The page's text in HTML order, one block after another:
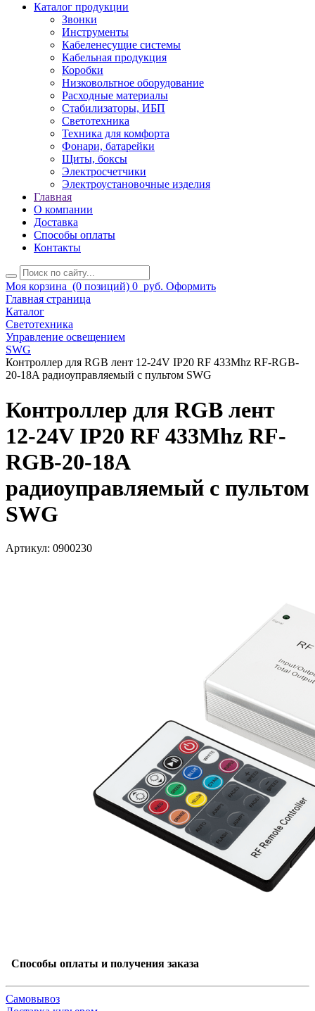
Каталог продукции
Звонки
Инструменты
Кабеленесущие системы
Кабельная продукция
Коробки
Низковольтное оборудование
Расходные материалы
Стабилизаторы, ИБП
Светотехника
Техника для комфорта
Фонари, батарейки
Щиты, боксы
Электросчетчики
Электроустановочные изделия
Главная
О компании
Доставка
Способы оплаты
Контакты
Моя корзина (0 позиций) 0 руб. Оформить
Главная страница
Каталог
Светотехника
Управление освещением
SWG
Контроллер для RGB лент 12-24V IP20 RF 433Mhz RF-RGB-
20-18A радиоуправляемый с пультом SWG
Контроллер для RGB лент
12-24V IP20 RF 433Mhz RF-
RGB-20-18A
радиоуправляемый с пультом
SWG
Артикул: 0900230
Способы оплаты и получения заказа
Самовывоз